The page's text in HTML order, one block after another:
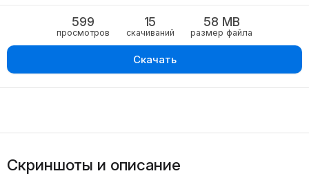
599
просмотров
15
скачиваний
58 MB
размер файла
Скачать
Скриншоты и описание